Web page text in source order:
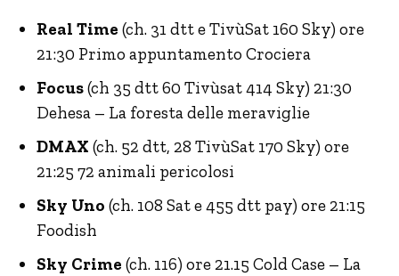
Real Time (ch. 31 dtt e TivùSat 160 Sky) ore
21:30 Primo appuntamento Crociera
Focus(ch 35 dtt 60 Tivùsat 414 Sky) 21:30
Dehesa – La foresta delle meraviglie
DMAX (ch. 52 dtt, 28 TivùSat 170 Sky) ore
21:25 72 animali pericolosi
Sky Uno (ch. 108 Sat e 455 dtt pay) ore 21:15
Foodish
Sky Crime (ch. 116) ore 21.15 Cold Case – La